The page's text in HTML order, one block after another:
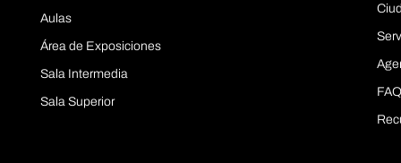
Aulas
Área de Exposiciones
Sala Intermedia
Sala Superior